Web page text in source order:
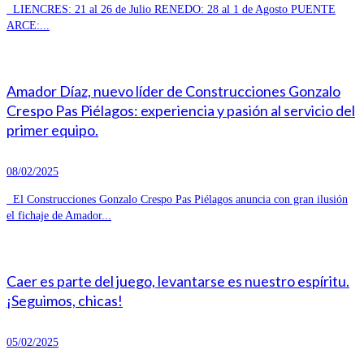
LIENCRES: 21 al 26 de Julio RENEDO: 28 al 1 de Agosto PUENTE
ARCE:...
Amador Díaz, nuevo líder de Construcciones Gonzalo
Crespo Pas Piélagos: experiencia y pasión al servicio del
primer equipo.
08/02/2025
El Construcciones Gonzalo Crespo Pas Piélagos anuncia con gran ilusión
el fichaje de Amador...
Caer es parte del juego, levantarse es nuestro espíritu.
¡Seguimos, chicas!
05/02/2025